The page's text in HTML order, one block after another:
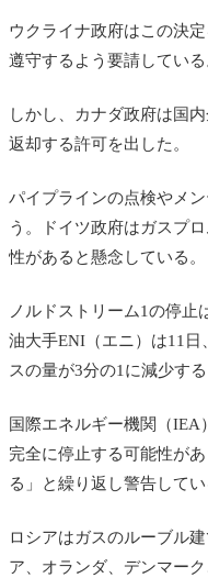
ウクライナ政府はこの決
遵守するよう要請している
しかし、カナダ政府は国
返却する許可を出した。
パイプラインの点検やメ
う。ドイツ政府はガスプ
性があると懸念している。
ノルドストリーム1の停
油大手ENI（エニ）は11
スの量が3分の1に減少する
国際エネルギー機関（
完全に停止する可能性が
る」と繰り返し警告してい
ロシアはガスのルーブル
ア、オランダ、デンマー